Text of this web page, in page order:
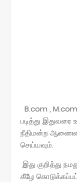
B.com ,
படித்து
நீதிமன்ற
செய்யவும்.
இது குறித்து
கீழே